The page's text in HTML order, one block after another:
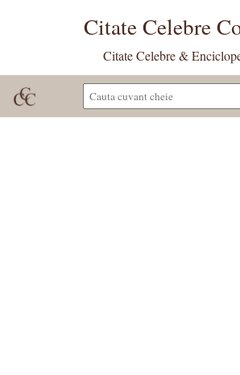
Citate Celebre
Citate Celebre &